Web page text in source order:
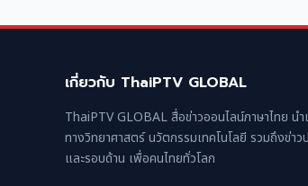
เกี่ยวกับ ThaiPTV GLOBAL
ThaiPTV GLOBAL สื่อข่าวออนไลน์ภาษาไทย น
ทางวิทยาศาสตร์ นวัตกรรมเทคโนโลยี รวมถึงข่าว
และรอบด้าน เพื่อคนไทยทั่วโลก